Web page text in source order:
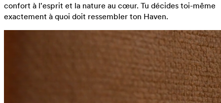
confort à l'esprit et la nature au cœur. Tu décides toi-même
exactement à quoi doit ressembler ton Haven.